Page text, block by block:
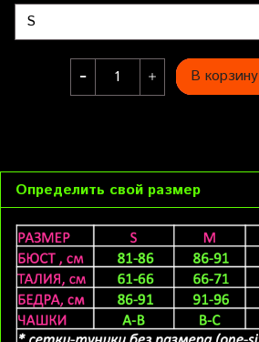
В корзину
Определить свой размер